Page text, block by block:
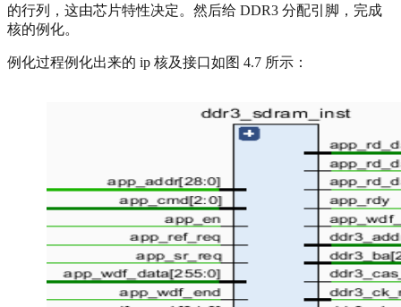
的行列，这由芯片特性决定。然后给 DDR3 分配引脚，完成
核的例化。
例化过程例化出来的 ip 核及接口如图 4.7 所示：